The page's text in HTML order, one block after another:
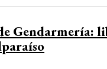
por Bío Bío Comunicaciones
Gendarmería: